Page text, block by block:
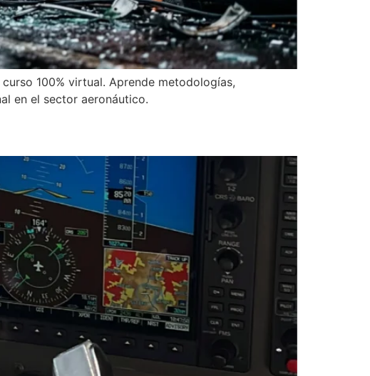
100% virtual. Aprende metodologías,
en el sector aeronáutico.